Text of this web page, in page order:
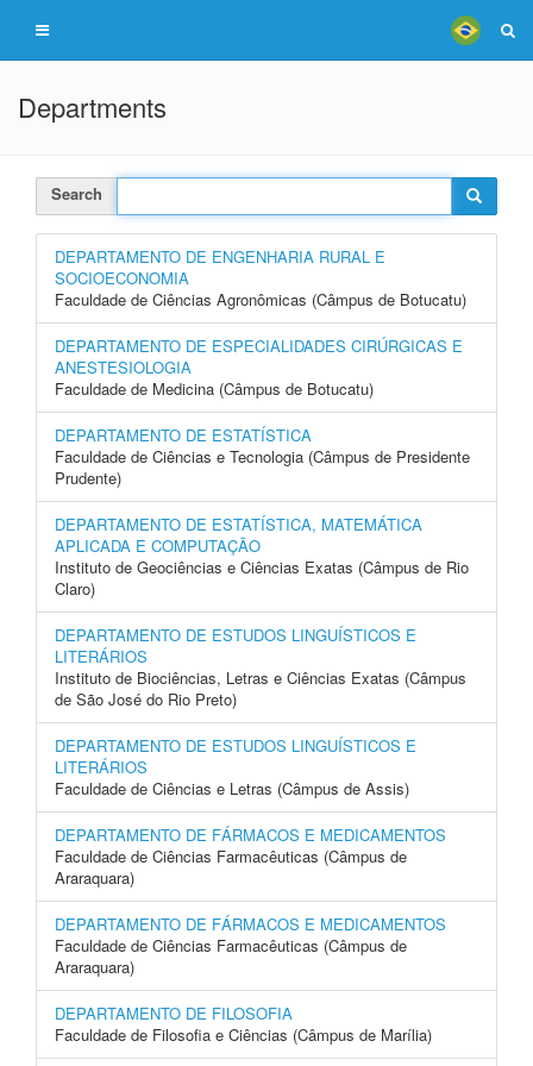
Departments
Search
DEPARTAMENTO DE ENGENHARIA RURAL E
SOCIOECONOMIA
Faculdade de Ciências Agronômicas (Câmpus de Botucatu)
DEPARTAMENTO DE ESPECIALIDADES CIRÚRGICAS E
ANESTESIOLOGIA
Faculdade de Medicina (Câmpus de Botucatu)
DEPARTAMENTO DE ESTATÍSTICA
Faculdade de Ciências e Tecnologia (Câmpus de Presidente
Prudente)
DEPARTAMENTO DE ESTATÍSTICA, MATEMÁTICA
APLICADA E COMPUTAÇÃO
Instituto de Geociências e Ciências Exatas (Câmpus de Rio
Claro)
DEPARTAMENTO DE ESTUDOS LINGUÍSTICOS E
LITERÁRIOS
Instituto de Biociências, Letras e Ciências Exatas (Câmpus
de São José do Rio Preto)
DEPARTAMENTO DE ESTUDOS LINGUÍSTICOS E
LITERÁRIOS
Faculdade de Ciências e Letras (Câmpus de Assis)
DEPARTAMENTO DE FÁRMACOS E MEDICAMENTOS
Faculdade de Ciências Farmacêuticas (Câmpus de
Araraquara)
DEPARTAMENTO DE FÁRMACOS E MEDICAMENTOS
Faculdade de Ciências Farmacêuticas (Câmpus de
Araraquara)
DEPARTAMENTO DE FILOSOFIA
Faculdade de Filosofia e Ciências (Câmpus de Marília)